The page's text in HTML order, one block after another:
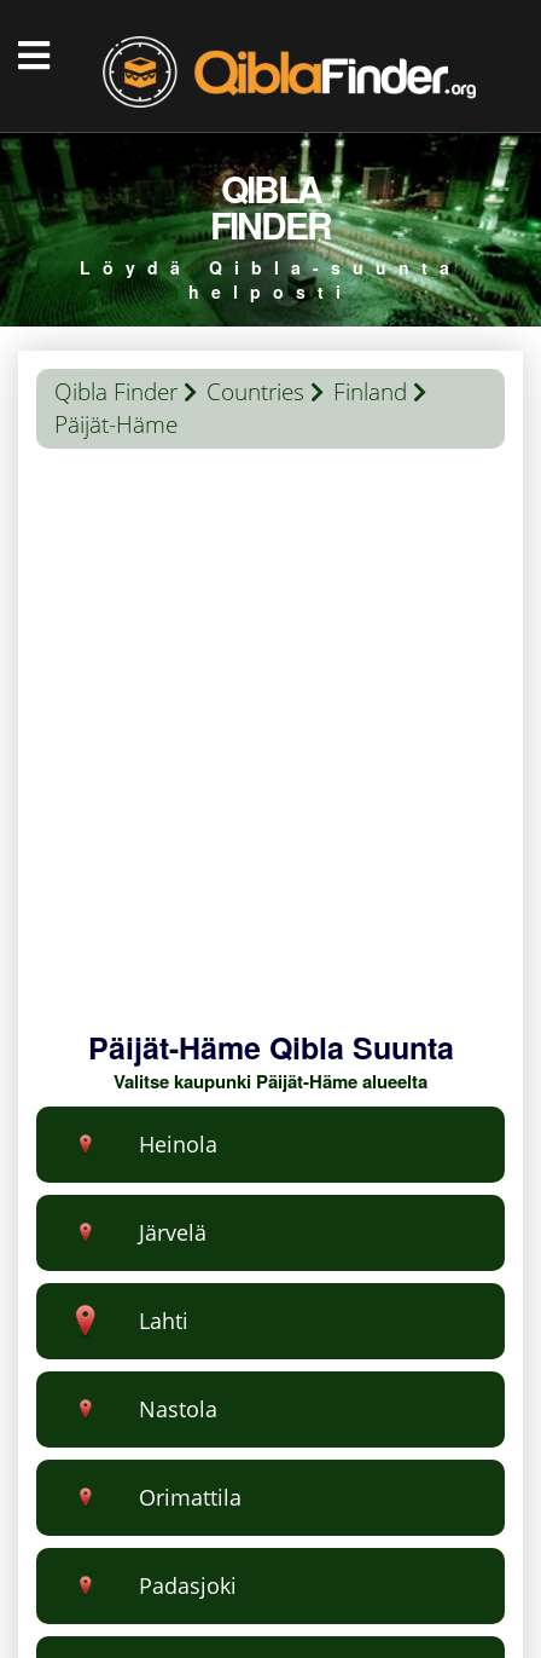
QIBLA
FINDER
Löydä Qibla-suunta
helposti
Qibla Finder Countries
Finland
Päijät-Häme
Päijät-Häme Qibla Suunta
Valitse kaupunki Päijät-Häme alueelta
Heinola
Järvelä
Lahti
Nastola
Orimattila
Padasjoki